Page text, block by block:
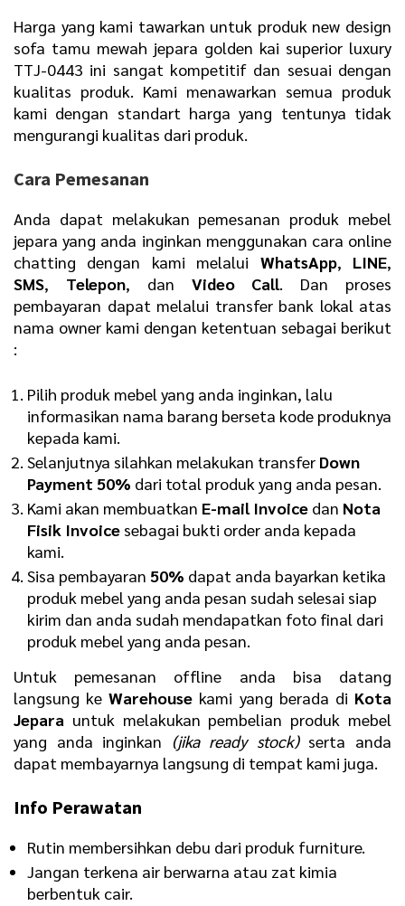
Harga yang kami tawarkan untuk produk new design
sofa tamu mewah jepara golden kai superior luxury
TTJ-0443 ini sangat kompetitif dan sesuai dengan
kualitas produk. Kami menawarkan semua produk
kami dengan standart harga yang tentunya tidak
mengurangi kualitas dari produk.
Cara Pemesanan
Anda dapat melakukan pemesanan produk mebel
jepara yang anda inginkan menggunakan cara online
chatting dengan kami melalui WhatsApp, LINE,
SMS, Telepon, dan Video Call. Dan proses
pembayaran dapat melalui transfer bank lokal atas
nama owner kami dengan ketentuan sebagai berikut
:
Pilih produk mebel yang anda inginkan, lalu
informasikan nama barang berseta kode produknya
kepada kami.
Selanjutnya silahkan melakukan transfer Down
Payment 50% dari total produk yang anda pesan.
Kami akan membuatkan E-mail Invoice dan Nota
Fisik Invoice sebagai bukti order anda kepada
kami.
Sisa pembayaran 50% dapat anda bayarkan ketika
produk mebel yang anda pesan sudah selesai siap
kirim dan anda sudah mendapatkan foto final dari
produk mebel yang anda pesan.
Untuk pemesanan offline anda bisa datang
langsung keWarehouse kami yang berada di Kota
Jepara untuk melakukan pembelian produk mebel
yang anda inginkan (jika ready stock)serta anda
dapat membayarnya langsung di tempat kami juga.
Info Perawatan
Rutin membersihkan debu dari produk furniture.
Jangan terkena air berwarna atau zat kimia
berbentuk cair.